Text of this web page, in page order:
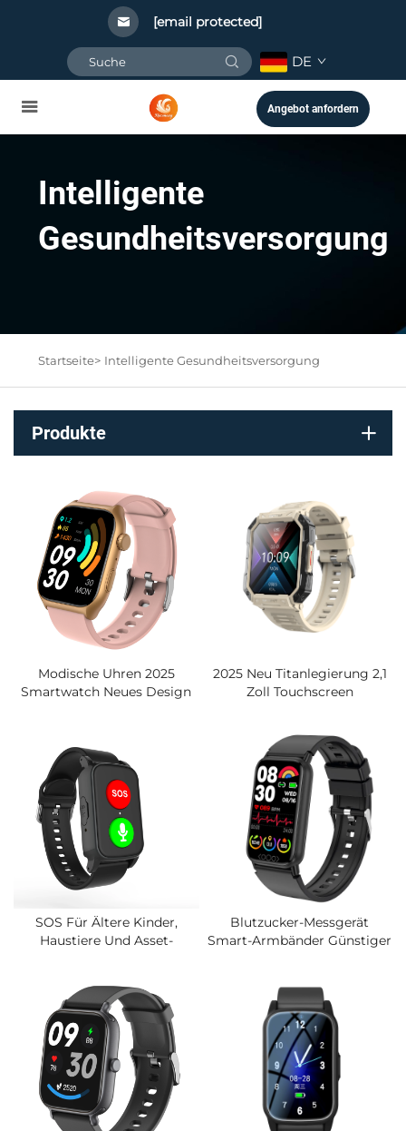
[email protected]
DE
Angebot anfordern
Intelligente
Gesundheitsversorgung
Startseite> Intelligente Gesundheitsversorgung
Produkte
Modische Uhren 2025
Smartwatch Neues Design
Wasserdicht IP67 TFT-
Display Anruf Am
Handgelenk Beantworten
Quadratisch
2025 Neu Titanlegierung 2,1
Zoll Touchscreen
Beste Smartwatch
SOS Für Ältere Kinder,
Haustiere Und Asset-
Zeit- Und
Standortübertragung, Ein-
Knopf-Bedienung
Blutzucker-Messgerät
Smart-Armbänder Günstiger
Blutsauerstoff- Und
Schlafüberwachung, 1,47"
IPS-Bildschirmuhr